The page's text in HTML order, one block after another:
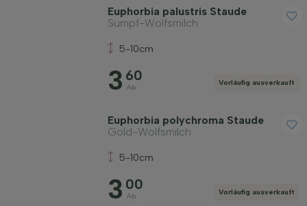
Euphorbia palustris Staude
Sumpf-Wolfsmilch
5-10cm
3 60
Ab
Vorläufig ausverkauft
Euphorbia polychroma Staude
Gold-Wolfsmilch
5-10cm
3 00
Ab
Vorläufig ausverkauft